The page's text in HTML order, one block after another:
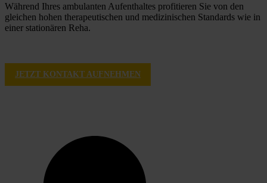
Während Ihres ambulanten Aufenthaltes profitieren Sie von den
gleichen hohen therapeutischen und medizinischen Standards wie in
einer stationären Reha.
JETZT KONTAKT AUFNEHMEN